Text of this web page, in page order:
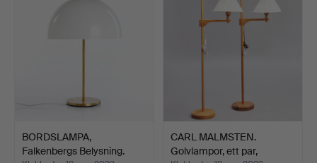
BORDSLAMPA,
Falkenbergs Belysning.
CARL MALMSTEN.
Golvlampor, ett par,